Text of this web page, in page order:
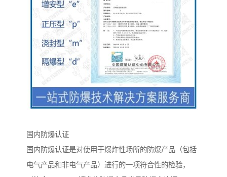
国内防爆认证
国内防爆认证是对使用于爆炸性场所的防爆产品（包括
电气产品和非电气产品）进行的一项符合性的检验，